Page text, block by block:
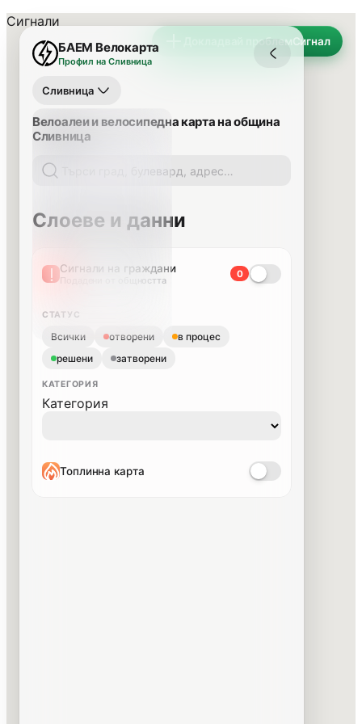
Докладвай проблемСигнал
БАЕМ Велокарта
Профил на Сливница
Сливница
Велоалеи и велосипедна карта на община
Сливница
Слоеве и данни
Сигнали на граждани
Подадени от общността
0
СТАТУС
Всички отворени
в процес
решени
затворени
КАТЕГОРИЯ
Категория
Топлинна карта
Сигнали